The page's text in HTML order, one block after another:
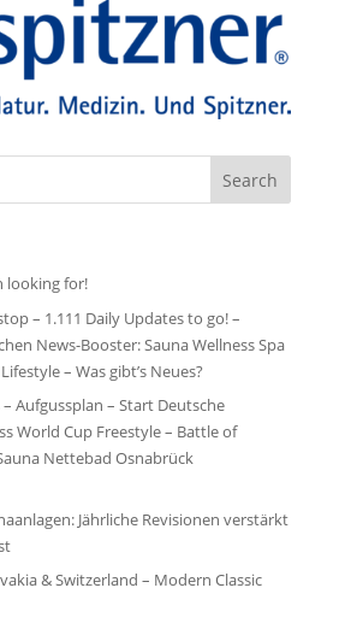
looking for!
– 1.111 Daily Updates to go! –
News-Booster: Sauna Wellness Spa
– Was gibt’s Neues?
Aufgussplan – Start Deutsche
World Cup Freestyle – Battle of
Nettebad Osnabrück
Jährliche Revisionen verstärkt
& Switzerland – Modern Classic